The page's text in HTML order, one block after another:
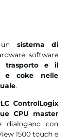
un sistema di
software
trasporto e il
e coke nelle
.
ControlLogix
CPU master
dialogano con
1500 touch e